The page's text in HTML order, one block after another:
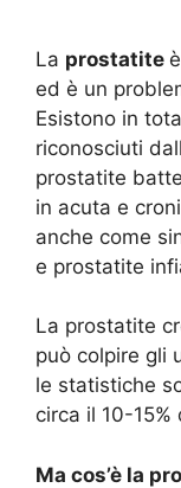
La prostatite
ed è un
Esistono in
riconosciuti
prostatite
in acuta e
anche come
e prostatite
La prostatite
può colpire gli
le statistiche
circa il 10-15%
Ma cos’è la